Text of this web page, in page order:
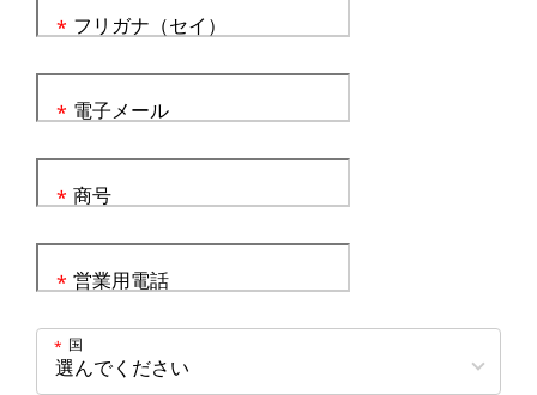
フリガナ（セイ）
*
電子メール
*
商号
*
営業用電話
*
国
*